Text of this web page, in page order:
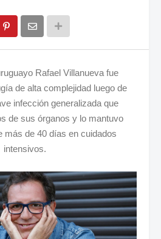
Rafael Villanueva fue
de alta complejidad luego de
infección generalizada que
de sus órganos y lo mantuvo
más de 40 días en cuidados
intensivos.